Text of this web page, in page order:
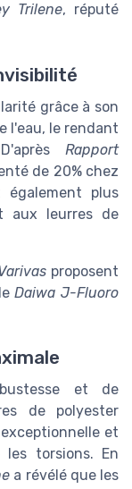
Trilene, réputé
grâce à son
l'eau, le rendant
Rapport
de 20% chez
plus
aux leurres de
proposent
Daiwa J-Fluoro
et de
de polyester
et
torsions. En
a révélé que les